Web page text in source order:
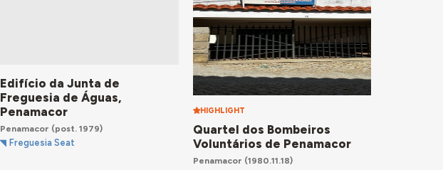
Edifício da Junta de
Freguesia de Águas,
Penamacor
Penamacor (post. 1979)
Freguesia Seat
HIGHLIGHT
Quartel dos Bombeiros
Voluntários de Penamacor
Penamacor (1980.11.18)